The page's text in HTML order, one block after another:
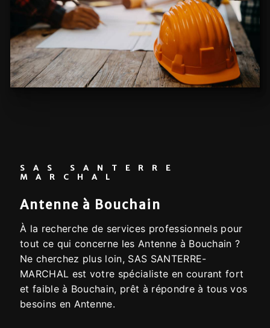
SAS SANTERRE
MARCHAL
Antenne à Bouchain
À la recherche de services professionnels pour
tout ce qui concerne les Antenne à Bouchain ?
Ne cherchez plus loin, SAS SANTERRE-
MARCHAL est votre spécialiste en courant fort
et faible à Bouchain, prêt à répondre à tous vos
besoins en Antenne.